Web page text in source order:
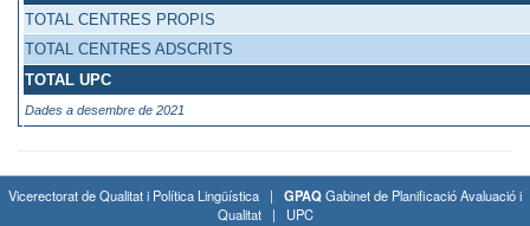
TOTAL CENTRES PROPIS
TOTAL CENTRES ADSCRITS
TOTAL UPC
Dades a desembre de 2021
Vicerectorat de Qualitat i Política Lingüística | GPAQGabinet de Planificació Avaluació i
Qualitat | UPC